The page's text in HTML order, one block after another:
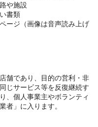
や施設
書類
ージ（画像は音声読み上げ
舗であり、目的の営利・非
じサービス等を反復継続す
、個人事業主やボランティ
者」に入ります。